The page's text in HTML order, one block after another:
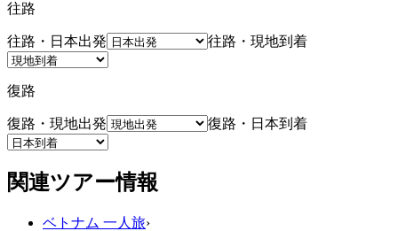
往路
往路・日本出発 往路・現地到着
復路
復路・現地出発 復路・日本到着
関連ツアー情報
ベトナム 一人旅›